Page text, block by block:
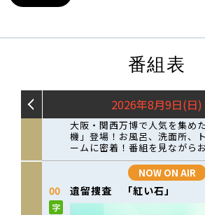
番組表